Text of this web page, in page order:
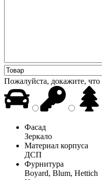
Пожалуйста, докажите,
Фасад
Зеркало
Материал корпуса
ДСП
Фурнитура
Boyard, Blum, Hettich